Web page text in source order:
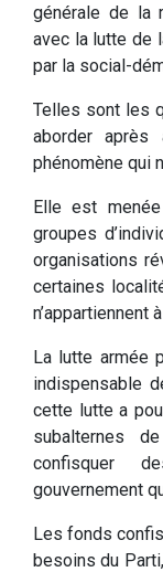
générale de la
avec la lutte de
par la social-
Telles sont les
aborder
phénomène qui
Elle est
groupes
organisations
certaines
n’appartiennent
La lutte armée
indispensable
cette lutte a
subalternes
confisquer
gouvernement
Les fonds
besoins du